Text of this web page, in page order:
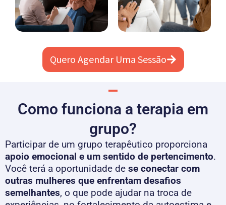
Quero Agendar Uma Sessão
Como funciona a terapia em
grupo?
Participar de um grupo terapêutico proporciona
apoio emocional e um sentido de pertencimento.
Você terá a oportunidade de se conectar com
outras mulheres que enfrentam desafios
semelhantes, o que pode ajudar na troca de